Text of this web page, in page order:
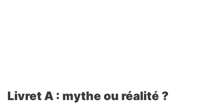
Livret A : mythe ou réalité ?